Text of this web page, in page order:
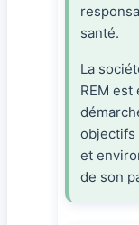
santé.
La
REM est
objectifs
et
de son